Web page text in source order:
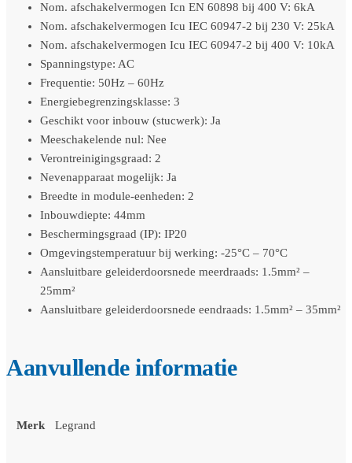
Nom. afschakelvermogen Icn EN 60898 bij 400 V: 6kA
Nom. afschakelvermogen Icu IEC 60947-2 bij 230 V: 25kA
Nom. afschakelvermogen Icu IEC 60947-2 bij 400 V: 10kA
Spanningstype: AC
Frequentie: 50Hz – 60Hz
Energiebegrenzingsklasse: 3
Geschikt voor inbouw (stucwerk): Ja
Meeschakelende nul: Nee
Verontreinigingsgraad: 2
Nevenapparaat mogelijk: Ja
Breedte in module-eenheden: 2
Inbouwdiepte: 44mm
Beschermingsgraad (IP): IP20
Omgevingstemperatuur bij werking: -25°C – 70°C
Aansluitbare geleiderdoorsnede meerdraads: 1.5mm² –
25mm²
Aansluitbare geleiderdoorsnede eendraads: 1.5mm² – 35mm²
Aanvullende informatie
Merk Legrand